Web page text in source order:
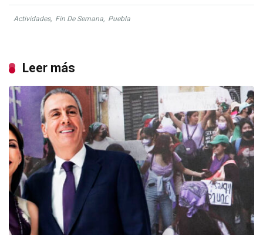
Actividades, Fin De Semana, Puebla
Leer más